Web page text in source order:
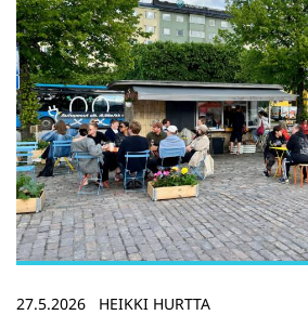
27.5.2026 HEIKKI HURTTA